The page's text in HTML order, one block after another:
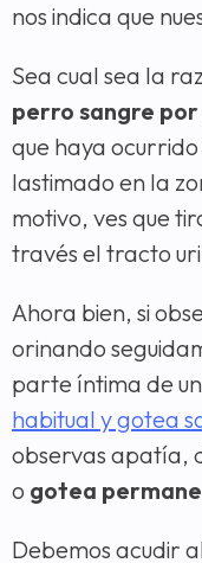
nos indica que
Sea cual sea la
perro sangre
que haya
lastimado en la
motivo, ves que
través el tracto
Ahora bien, si
orinando
parte íntima de
habitual y gotea
observas apatía,
o gotea
Debemos acudir